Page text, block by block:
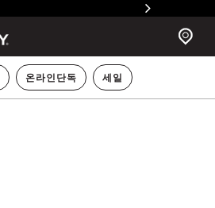
온라인단독 세일